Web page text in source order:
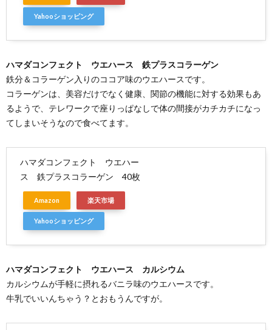
2.2.
サクサ
Yahooショッピング
ハマダコンフェクト ウエハース 鉄プラスコラーゲン
鉄分＆コラーゲン入りのココア味のウエハースです。
コラーゲンは、美容だけでなく健康、関節の機能に対する効果もあ
るようで、テレワークで座りっぱなしで体の間接がカチカチになっ
てしまいそうなので食べてます。
ハマダコンフェクト ウエハー
ス 鉄プラスコラーゲン 40枚
Amazon 楽天市場
Yahooショッピング
ハマダコンフェクト ウエハース カルシウム
カルシウムが手軽に摂れるバニラ味のウエハースです。
牛乳でいいんちゃう？とおもうんですが。